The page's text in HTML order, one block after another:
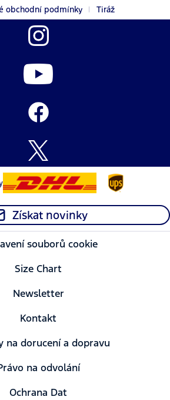
obchodní podmínky
Tiráž
Získat novinky
souborů cookie
Size Chart
Newsletter
Kontakt
na dorucení a dopravu
na odvolání
Ochrana Dat